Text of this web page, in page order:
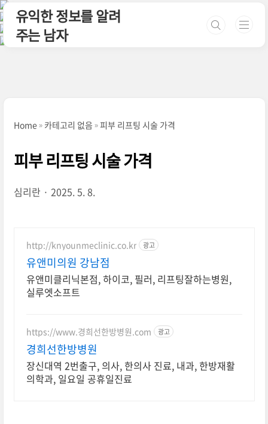
본문 바로가기
유익한 정보를 알려
주는 남자
Home 카테고리 없음 피부 리프팅 시술 가격
피부 리프팅 시술 가격
심리란 2025. 5. 8.
http://knyounmeclinic.co.kr 광고
유앤미의원 강남점
유앤미클리닉본점, 하이코, 필러, 리프팅잘하는병원,
실루엣소프트
https://www.경희선한방병원.com 광고
경희선한방병원
장신대역 2번출구, 의사, 한의사 진료, 내과, 한방재활
의학과, 일요일 공휴일진료